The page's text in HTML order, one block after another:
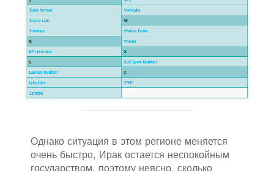
Однако ситуация в этом регионе меняется
очень быстро, Ирак остается неспокойным
государством, поэтому неясно, сколько